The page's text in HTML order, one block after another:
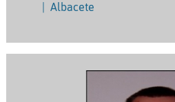
Albacete